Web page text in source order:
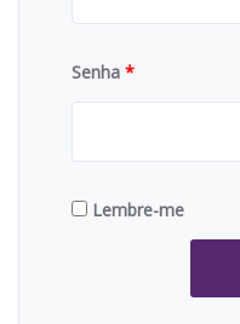
Senha *
Lembre-me